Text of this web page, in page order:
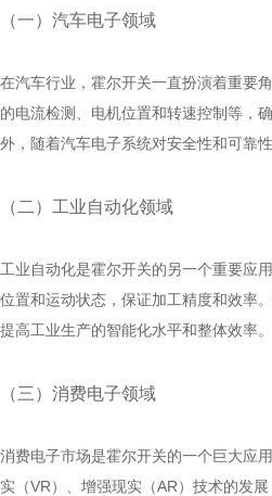
（一）汽车电子领域
在汽车行业，霍尔开关一直扮演着重要
的电流检测、电机位置和转速控制等，
外，随着汽车电子系统对安全性和可靠
（二）工业自动化领域
工业自动化是霍尔开关的另一个重要应
位置和运动状态，保证加工精度和效率
提高工业生产的智能化水平和整体效率。
（三）消费电子领域
消费电子市场是霍尔开关的一个巨大应
实（VR）、增强现实（AR）技术的发